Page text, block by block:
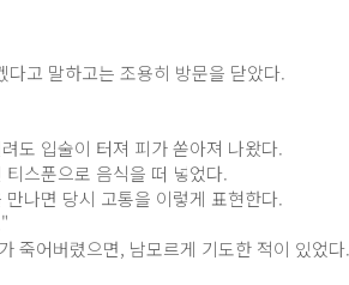
고 말하고는 조용히 방문을 닫았다.
도 입술이 터져 피가 쏟아져 나왔다.
스푼으로 음식을 떠 넣었다.
나면 당시 고통을 이렇게 표현한다.
죽어버렸으면, 남모르게 기도한 적이 있었